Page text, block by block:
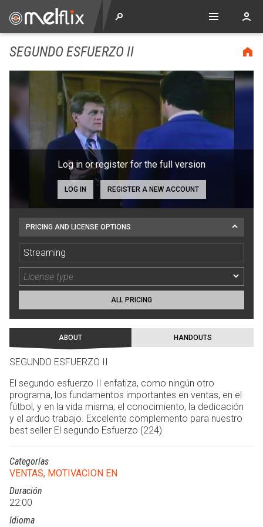
SEGUNDO ESFUERZO II
Log in or register for the full version
LOG IN REGISTER A NEW ACCOUNT
PRICING AND LICENSE OPTIONS
Streaming
ALL PRICING
ABOUT HANDOUTS
SEGUNDO ESFUERZO II
El segundo esfuerzo II enfatiza, como ningún otro
programa, los fundamentos importantes en ventas, en el
fútbol, y en la vida misma; el conocimiento, la dedicación
y el arduo trabajo. Excelente complemento para nuestro
best seller El segundo Esfuerzo (224)
Categorías
VENTAS, MOTIVACION EN
Duración
22:00
Idioma